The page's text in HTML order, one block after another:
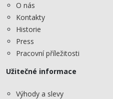
O nás
Kontakty
Historie
Press
Pracovní příležitosti
Užitečné informace
Výhody a slevy